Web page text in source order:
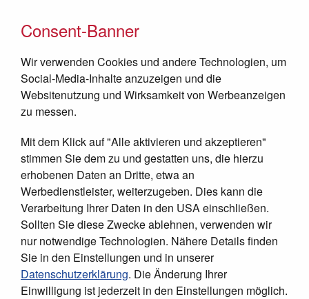
JETZT SPENDEN
Consent-Banner
Wir verwenden Cookies und andere Technologien, um
Social-Media-Inhalte anzuzeigen und die
Websitenutzung und Wirksamkeit von Werbeanzeigen
zu messen.
Mit dem Klick auf "Alle aktivieren und akzeptieren"
stimmen Sie dem zu und gestatten uns, die hierzu
erhobenen Daten an Dritte, etwa an
Werbedienstleister, weiterzugeben. Dies kann die
Verarbeitung Ihrer Daten in den USA einschließen.
Sollten Sie diese Zwecke ablehnen, verwenden wir
nur notwendige Technologien. Nähere Details finden
Sie in den Einstellungen und in unserer
Datenschutzerklärung. Die Änderung Ihrer
Einwilligung ist jederzeit in den Einstellungen möglich.